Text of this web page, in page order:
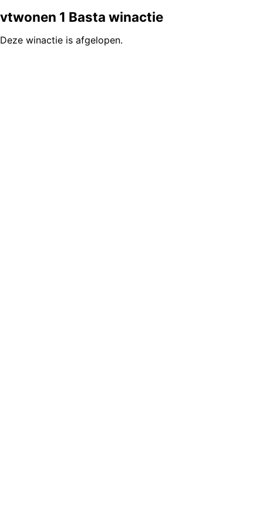
vtwonen 1 Basta winactie
Deze winactie is afgelopen.